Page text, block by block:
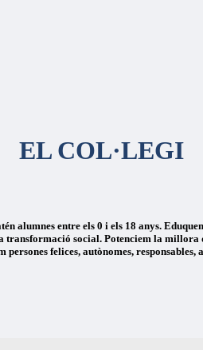
EL COL·LEGI
alumnes entre els 0 i els 18 anys.
social. Potenciem la millora
felices, autònomes,